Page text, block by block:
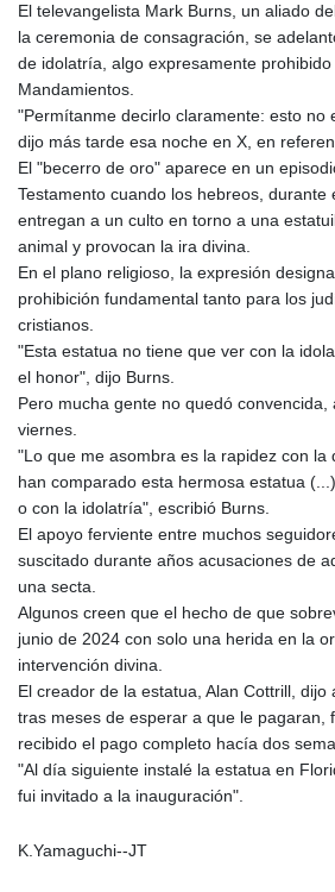
HNL
HRK
HTG
IDR
ILS
IMP
INR
IRR
ISK
JMD
JPY
KES
KGS
KHR
KRW
KYD
KZT
LAK
El televangelista Mark Burns, un aliado
la ceremonia de consagración, se
de idolatría, algo expresamente
Mandamientos.
"Permítanme decirlo claramente: esto no
dijo más tarde esa noche en X, en
El "becerro de oro" aparece en un
Testamento cuando los hebreos, durante
entregan a un culto en torno a una
animal y provocan la ira divina.
En el plano religioso, la expresión
prohibición fundamental tanto para los
cristianos.
"Esta estatua no tiene que ver con la
el honor", dijo Burns.
Pero mucha gente no quedó
viernes.
"Lo que me asombra es la rapidez con la
han comparado esta hermosa estatua
o con la idolatría", escribió Burns.
El apoyo ferviente entre muchos
suscitado durante años acusaciones de
una secta.
Algunos creen que el hecho de que
junio de 2024 con solo una herida en la
intervención divina.
El creador de la estatua, Alan Cottrill, dijo
tras meses de esperar a que le pagaran,
recibido el pago completo hacía dos
"Al día siguiente instalé la estatua en
fui invitado a la inauguración".
K.Yamaguchi--JT